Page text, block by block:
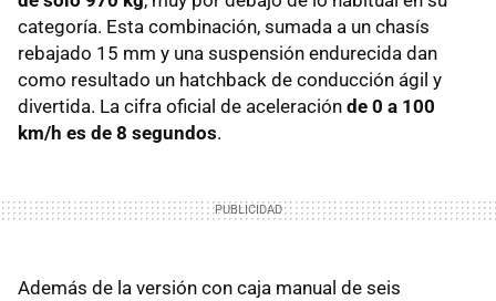
categoría. Esta combinación, sumada a un chasís
rebajado 15 mm y una suspensión endurecida dan
como resultado un hatchback de conducción ágil y
divertida. La cifra oficial de aceleración de 0 a 100
km/h es de 8 segundos.
Además de la versión con caja manual de seis